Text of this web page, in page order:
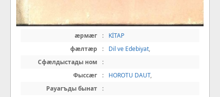
æрмæг :
KİTAP
фæлтæр
: Dil ve Edebiyat,
Сфæлдыстады ном
:
Фыссæг
: HOROTU DAUT,
Рауагъды бынат
: